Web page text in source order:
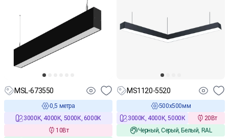
MSL-673550
0,5 метра
3000К, 4000К, 5000К, 6000К
10Вт
MS1120-5520
500х500мм
3000К, 4000К, 5000К
20Вт
Черный, Серый, Белый, RAL